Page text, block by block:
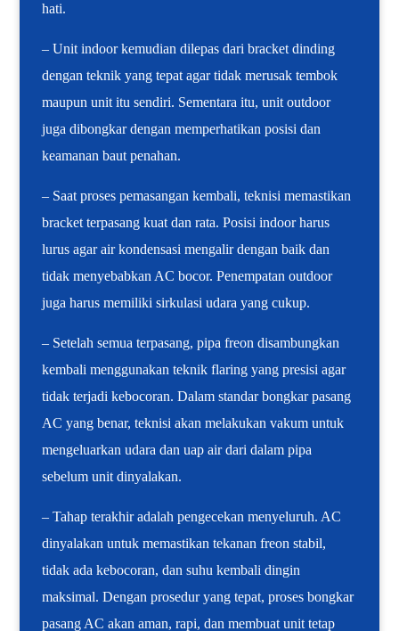
hati.
– Unit indoor kemudian dilepas dari bracket dinding
dengan teknik yang tepat agar tidak merusak tembok
maupun unit itu sendiri. Sementara itu, unit outdoor
juga dibongkar dengan memperhatikan posisi dan
keamanan baut penahan.
– Saat proses pemasangan kembali, teknisi memastikan
bracket terpasang kuat dan rata. Posisi indoor harus
lurus agar air kondensasi mengalir dengan baik dan
tidak menyebabkan AC bocor. Penempatan outdoor
juga harus memiliki sirkulasi udara yang cukup.
– Setelah semua terpasang, pipa freon disambungkan
kembali menggunakan teknik flaring yang presisi agar
tidak terjadi kebocoran. Dalam standar bongkar pasang
AC yang benar, teknisi akan melakukan vakum untuk
mengeluarkan udara dan uap air dari dalam pipa
sebelum unit dinyalakan.
– Tahap terakhir adalah pengecekan menyeluruh. AC
dinyalakan untuk memastikan tekanan freon stabil,
tidak ada kebocoran, dan suhu kembali dingin
maksimal. Dengan prosedur yang tepat, proses bongkar
pasang AC akan aman, rapi, dan membuat unit tetap